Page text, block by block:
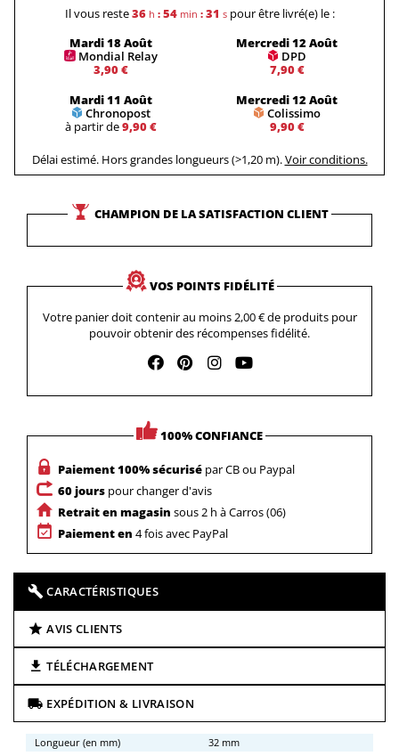
Il vous reste36h : 54min : 30 s pour être livré(e) le :
Mardi 18 Août
Mondial Relay
3,90 €
Mercredi 12 Août
DPD
7,90 €
Mardi 11 Août
Chronopost
à partir de9,90 €
Mercredi 12 Août
Colissimo
9,90 €
Délai estimé. Hors grandes longueurs (>1,20 m).Voir conditions.
CHAMPION DE LA SATISFACTION CLIENT
VOS POINTS FIDÉLITÉ
Votre panier doit contenir au moins 2,00 € de produits pour
pouvoir obtenir des récompenses fidélité.
100% CONFIANCE
Paiement 100% sécurisé par CB ou Paypal
60 jours pour changer d'avis
Retrait en magasin sous 2 h à Carros (06)
Paiement en 4 fois avec PayPal
CARACTÉRISTIQUES
AVIS CLIENTS
TÉLÉCHARGEMENT
EXPÉDITION & LIVRAISON
Longueur (en mm)
32 mm